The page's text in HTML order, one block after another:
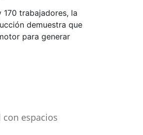
trabajadores, la
demuestra que
para generar
espacios